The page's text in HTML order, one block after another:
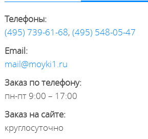
Телефоны:
(495) 739-61-68, (495) 548-05-47
Email:
mail@moyki1.ru
Заказ по телефону:
пн-пт 9:00 – 17:00
Заказ на сайте:
круглосуточно